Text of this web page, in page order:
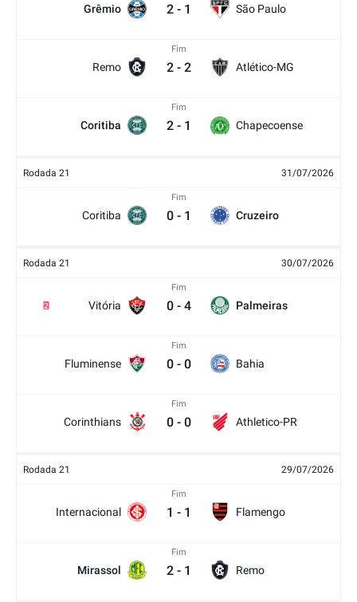
Grêmio 2 - 1 São Paulo
Remo
Fim
2 - 2 Atlético-MG
Coritiba
Fim
2 - 1 Chapecoense
Rodada 21 31/07/2026
Coritiba
Fim
0 - 1 Cruzeiro
Rodada 21 30/07/2026
Vitória
2
Fim
0 - 4 Palmeiras
Fluminense
Fim
0 - 0 Bahia
Corinthians
Fim
0 - 0 Athletico-PR
Rodada 21 29/07/2026
Internacional
Fim
1 - 1 Flamengo
Mirassol
Fim
2 - 1 Remo